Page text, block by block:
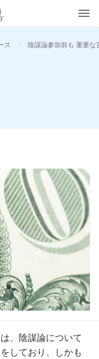
ス > 陰謀論参加前も 重要な
、陰謀論について
をしており、しかも